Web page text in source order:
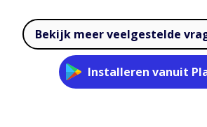
Bekijk meer veelgestelde
Installeren vanuit